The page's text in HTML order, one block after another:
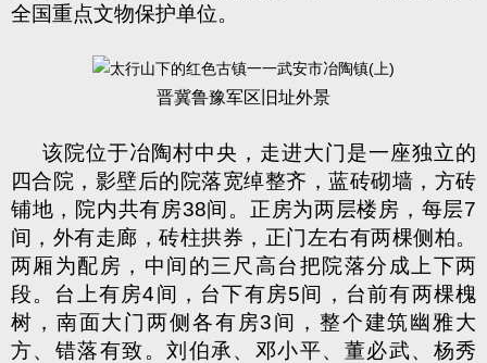
全国重点文物保护单位。
晋冀鲁豫军区旧址外景
该院位于冶陶村中央，走进大门是一座独立的
四合院，影壁后的院落宽绰整齐，蓝砖砌墙，方砖
铺地，院内共有房38间。正房为两层楼房，每层7
间，外有走廊，砖柱拱券，正门左右有两棵侧柏。
两厢为配房，中间的三尺高台把院落分成上下两
段。台上有房4间，台下有房5间，台前有两棵槐
树，南面大门两侧各有房3间，整个建筑幽雅大
方、错落有致。刘伯承、邓小平、董必武、杨秀